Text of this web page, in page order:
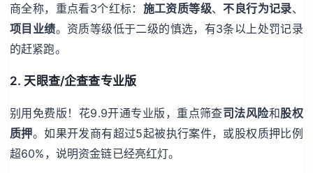
商全称，重点看3个红标： 施工资质等级、不良行为记录、
项目业绩。资质等级低于二级的慎选，有3条以上处罚记录
的赶紧跑。
2. 天眼查/企查查专业版
别用免费版！花9.9开通专业版，重点筛查司法风险和股权
质押。如果开发商有超过5起被执行案件，或股权质押比例
超60%，说明资金链已经亮红灯。